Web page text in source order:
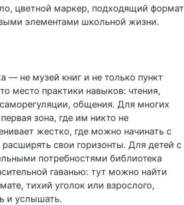
цветной маркер, подходящий формат
элементами школьной жизни.
— не музей книг и не только пункт
место практики навыков: чтения,
общения. Для многих
зона, где им никто не
жестко, где можно начинать с
свои горизонты. Для детей с
потребностями библиотека
гаванью: тут можно найти
тихий уголок или взрослого,
и услышать.